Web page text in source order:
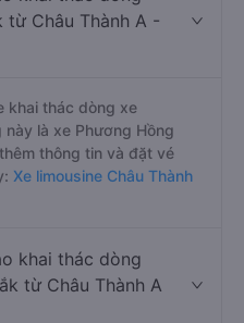
Châu Thành A -
khai thác dòng xe
là xe Phương Hồng
thông tin và đặt vé
Xe limousine Châu Thành
khai thác dòng
từ Châu Thành A